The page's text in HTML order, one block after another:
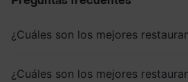
¿Cuáles son los mejores
¿Cuáles son los mejores